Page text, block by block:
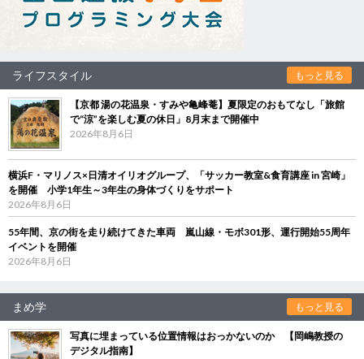
ライフスタイル もっと見る
【京都 湯の花温泉・すみや亀峰菴】夏限定のおもてなし「旅館
で“涼”を楽しむ夏の休日」8月末まで開催中
2026年8月6日
横浜F・マリノス×日清オイリオグループ、「サッカー教室&食育講座 in 宮崎」
を開催 小学1年生～3年生の身体づくりをサポート
2026年8月6日
55年間、京の街を走り続けてきた車両 嵐山線・モボ301形、運行開始55周年
イベントを開催
2026年8月6日
まめ学 もっと見る
写真に埋まっている位置情報はおっかないのか 【岡嶋教授の
デジタル指南】